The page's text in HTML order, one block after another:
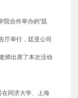
合作举办的“廷
厅举行，廷亚公司
师出席了本次活动
同济大学、上海